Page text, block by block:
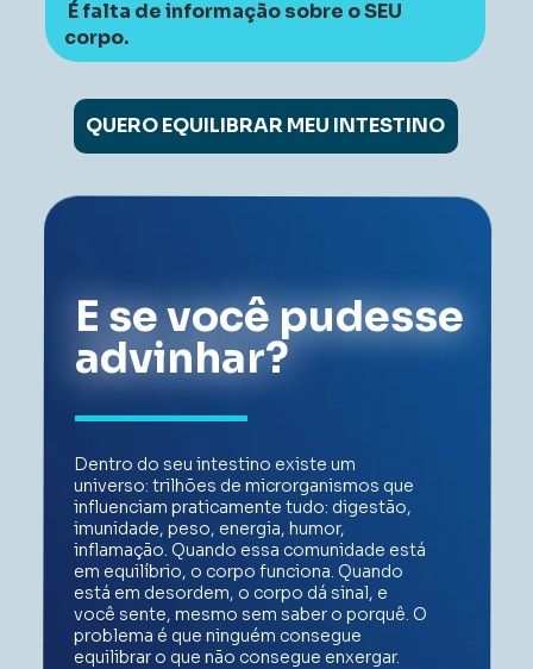
corpo.
QUERO EQUILIBRAR MEU INTESTINO
E se você pudesse
advinhar?
Dentro do seu intestino existe um
universo: trilhões de microrganismos que
influenciam praticamente tudo: digestão,
imunidade, peso, energia, humor,
inflamação. Quando essa comunidade está
em equilíbrio, o corpo funciona. Quando
está em desordem, o corpo dá sinal, e
você sente, mesmo sem saber o porquê. O
problema é que ninguém consegue
equilibrar o que não consegue enxergar.